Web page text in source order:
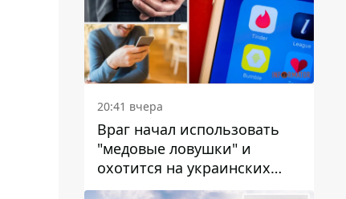
20:41 вчера
Враг начал использовать
"медовые ловушки" и
охотится на украинских
военнослужащих